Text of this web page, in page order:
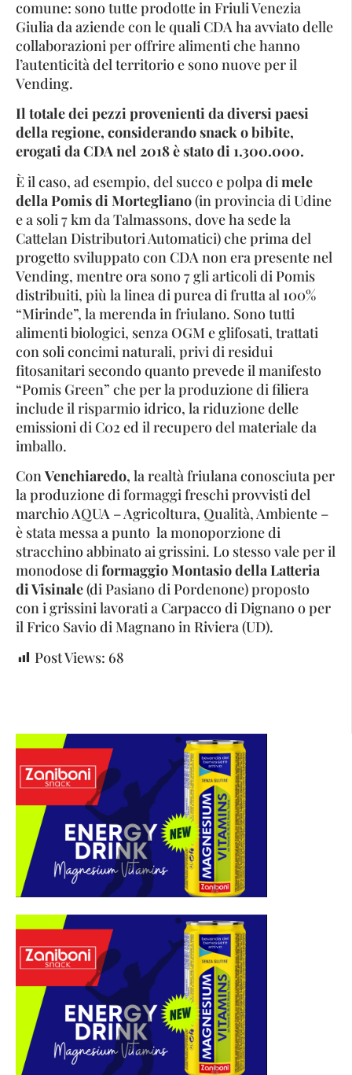
comune: sono tutte prodotte in Friuli Venezia
Giulia da aziende con le quali CDA ha avviato delle
collaborazioni per offrire alimenti che hanno
l’autenticità del territorio e sono nuove per il
Vending.
Il totale dei pezzi provenienti da diversi paesi
della regione, considerando snack o bibite,
erogati da CDA nel 2018 è stato di 1.300.000.
È il caso, ad esempio, del succo e polpa di mele
della Pomis di Mortegliano(in provincia di Udine
e a soli 7 km da Talmassons, dove ha sede la
Cattelan Distributori Automatici) che prima del
progetto sviluppato con CDA non era presente nel
Vending, mentre ora sono 7 gli articoli di Pomis
distribuiti, più la linea di purea di frutta al 100%
“Mirinde”, la merenda in friulano. Sono tutti
alimenti biologici, senza OGM e glifosati, trattati
con soli concimi naturali, privi di residui
fitosanitari secondo quanto prevede il manifesto
“Pomis Green” che per la produzione di filiera
include il risparmio idrico, la riduzione delle
emissioni di C02 ed il recupero del materiale da
imballo.
ConVenchiaredo, la realtà friulana conosciuta per
la produzione di formaggi freschi provvisti del
marchio AQUA – Agricoltura, Qualità, Ambiente –
è stata messa a punto la monoporzione di
stracchino abbinato ai grissini. Lo stesso vale per il
monodose diformaggio Montasio della Latteria
di Visinale(di Pasiano di Pordenone) proposto
con i grissini lavorati a Carpacco di Dignano o per
il Frico Savio di Magnano in Riviera (UD).
Post Views: 68